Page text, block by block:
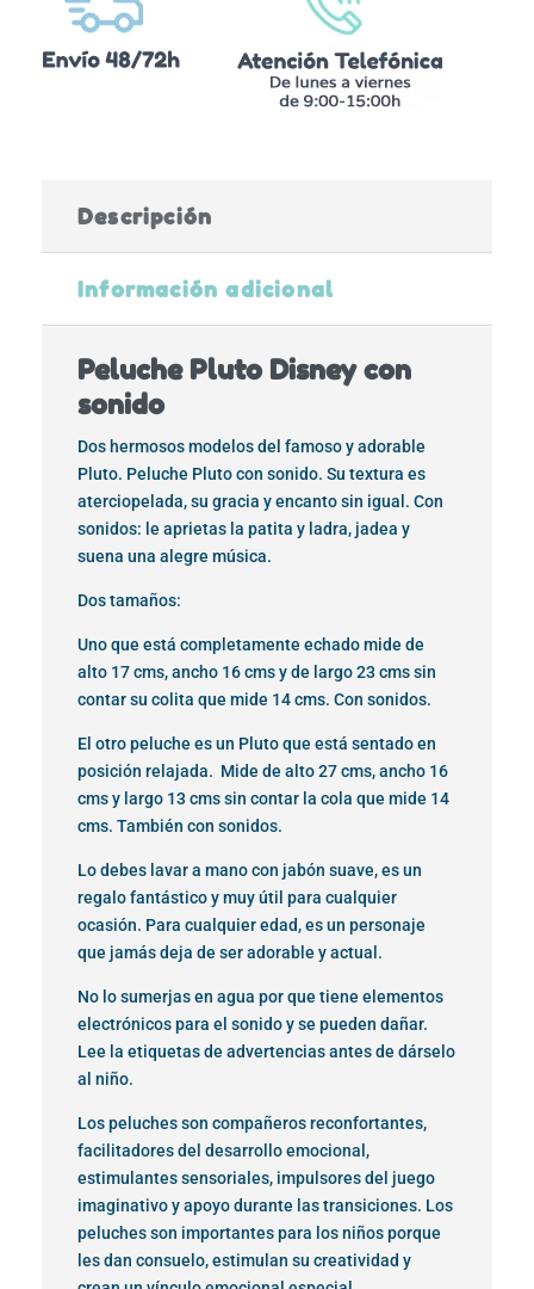
Descripción
Información adicional
Peluche Pluto Disney con
sonido
Dos hermosos modelos del famoso y adorable
Pluto. Peluche Pluto con sonido. Su textura es
aterciopelada, su gracia y encanto sin igual. Con
sonidos: le aprietas la patita y ladra, jadea y
suena una alegre música.
Dos tamaños:
Uno que está completamente echado mide de
alto 17 cms, ancho 16 cms y de largo 23 cms sin
contar su colita que mide 14 cms. Con sonidos.
El otro peluche es un Pluto que está sentado en
posición relajada. Mide de alto 27 cms, ancho 16
cms y largo 13 cms sin contar la cola que mide 14
cms. También con sonidos.
Lo debes lavar a mano con jabón suave, es un
regalo fantástico y muy útil para cualquier
ocasión. Para cualquier edad, es un personaje
que jamás deja de ser adorable y actual.
No lo sumerjas en agua por que tiene elementos
electrónicos para el sonido y se pueden dañar.
Lee la etiquetas de advertencias antes de dárselo
al niño.
Los peluches son compañeros reconfortantes,
facilitadores del desarrollo emocional,
estimulantes sensoriales, impulsores del juego
imaginativo y apoyo durante las transiciones. Los
peluches son importantes para los niños porque
les dan consuelo, estimulan su creatividad y